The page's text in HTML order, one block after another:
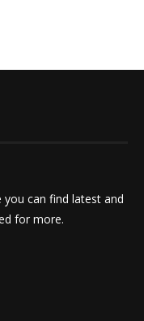
you can find latest and
for more.